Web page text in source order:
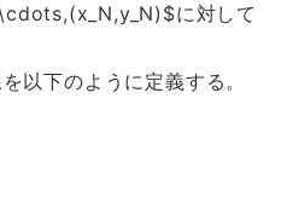
に対して
以下のように定義する。